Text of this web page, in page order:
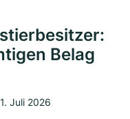
Belag
Juli 2026